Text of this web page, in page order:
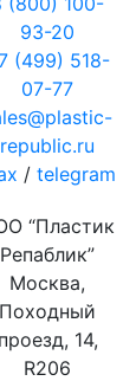
93-20
(499) 518-
07-77
republic.ru
/ telegram
“Пластик
Репаблик”
Москва,
Походный
проезд, 14,
R206